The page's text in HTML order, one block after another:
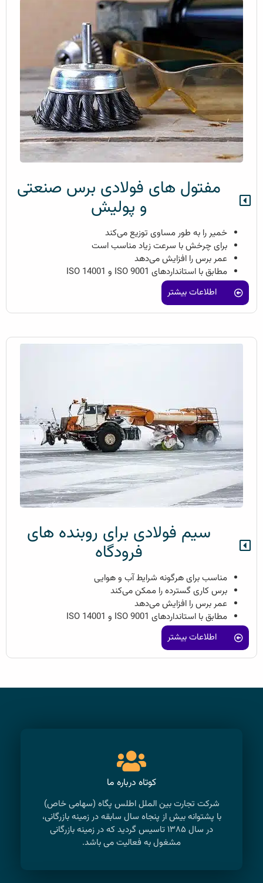
مفتول های فولادی برس صنعتی
و پولیش
خمیر را به طور مساوی توزیع می‌کند
برای چرخش با سرعت زیاد مناسب است
عمر برس را افزایش می‌دهد
مطابق با استانداردهای ISO 9001 و ISO 14001
اطلاعات بیشتر
سیم فولادی برای روبنده های
فرودگاه
مناسب برای هرگونه شرایط آب و هوایی
برس کاری گسترده را ممکن می‌کند
عمر برس را افزایش می‌دهد
مطابق با استانداردهای ISO 9001 و ISO 14001
اطلاعات بیشتر
کوتاه درباره ما
شرکت تجارت بین الملل اطلس پگاه (سهامی خاص)
با پشتوانه بیش از پنجاه سال سابقه در زمینه بازرگانی،
در سال ۱۳۸۵ تاسیس گردید که در زمینه بازرگانی
مشغول به فعالیت می باشد.